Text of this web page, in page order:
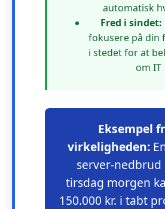
automatisk
Fred i sindet:
fokusere på din
i stedet for at
om IT
Eksempel
virkeligheden:
server-nedbrud
tirsdag morgen
150.000 kr. i tabt